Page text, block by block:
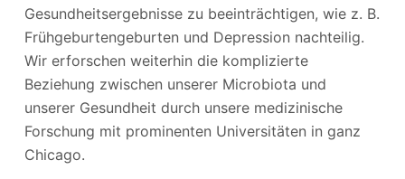
Gesundheitsergebnisse zu beeinträchtigen, wie z. B.
Frühgeburtengeburten und Depression nachteilig.
Wir erforschen weiterhin die komplizierte
Beziehung zwischen unserer Microbiota und
unserer Gesundheit durch unsere medizinische
Forschung mit prominenten Universitäten in ganz
Chicago.